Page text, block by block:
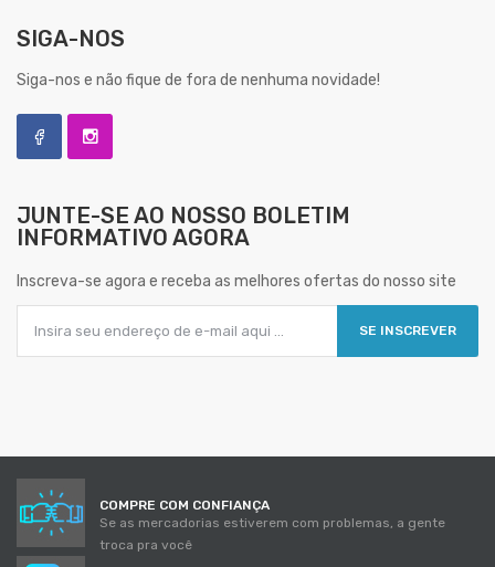
SIGA-NOS
Siga-nos e não fique de fora de nenhuma novidade!
JUNTE-SE AO NOSSO BOLETIM
INFORMATIVO AGORA
Inscreva-se agora e receba as melhores ofertas do nosso site
SE INSCREVER
COMPRE COM CONFIANÇA
Se as mercadorias estiverem com problemas, a gente
troca pra você